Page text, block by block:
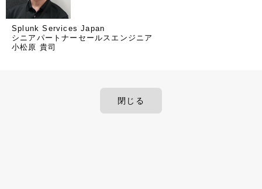
Splunk Services Japan
シニアパートナーセールスエンジニア
小松原 貴司
閉じる